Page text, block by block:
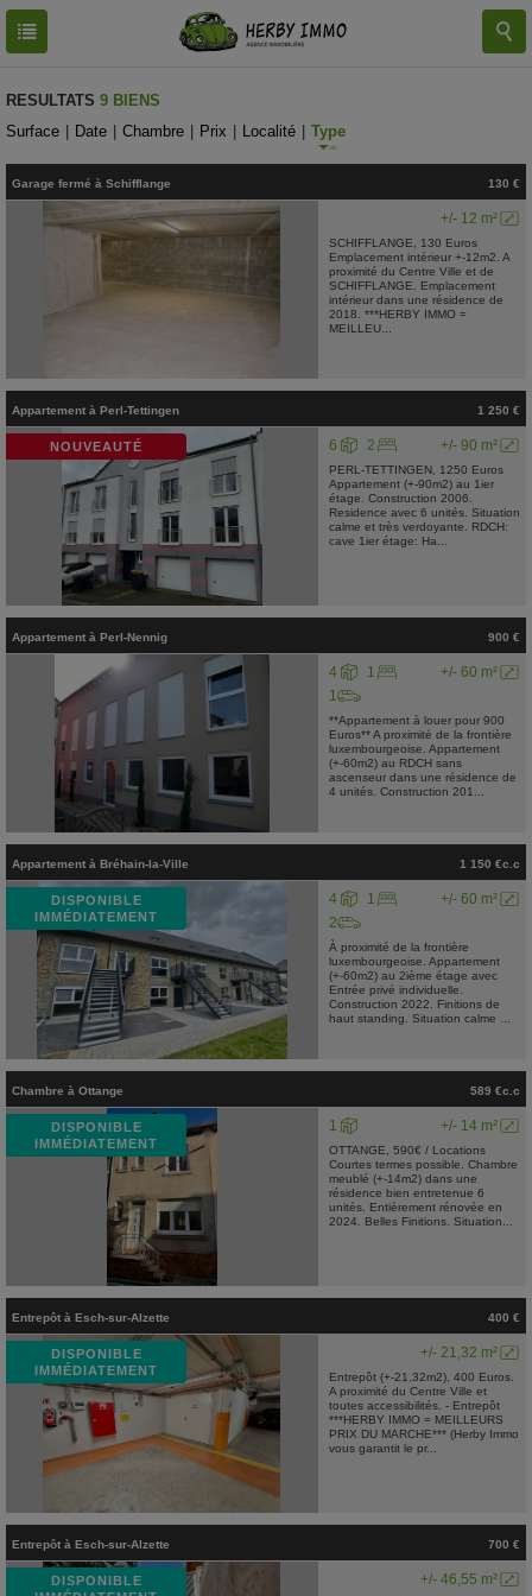
RESULTATS 9 BIENS
Surface
Date Chambre Prix Localité Type
Garage fermé à Schifflange 130 €
+/- 12 m²
SCHIFFLANGE, 130 Euros
Emplacement intérieur +-12m2. A
proximité du Centre Ville et de
SCHIFFLANGE. Emplacement
intérieur dans une résidence de
2018. ***HERBY IMMO =
MEILLEU...
Appartement à Perl-Tettingen 1 250 €
NOUVEAUTÉ +/- 90 m²
6 2
PERL-TETTINGEN, 1250 Euros
Appartement (+-90m2) au 1ier
étage. Construction 2006.
Residence avec 6 unités. Situation
calme et très verdoyante. RDCH:
cave 1ier étage: Ha...
Appartement à Perl-Nennig 900 €
+/- 60 m²
4
1
1
**Appartement à louer pour 900
Euros** A proximité de la frontière
luxembourgeoise. Appartement
(+-60m2) au RDCH sans
ascenseur dans une résidence de
4 unités. Construction 201...
Appartement à Bréhain-la-Ville 1 150 €c.c
DISPONIBLE
IMMÉDIATEMENT
+/- 60 m²
4
1
2
À proximité de la frontière
luxembourgeoise. Appartement
(+-60m2) au 2ième étage avec
Entrée privé individuelle.
Construction 2022. Finitions de
haut standing. Situation calme ...
Chambre à Ottange 589 €c.c
DISPONIBLE
IMMÉDIATEMENT
+/- 14 m²
1
OTTANGE, 590€ / Locations
Courtes termes possible. Chambre
meublé (+-14m2) dans une
résidence bien entretenue 6
unités. Entièrement rénovée en
2024. Belles Finitions. Situation...
Entrepôt à Esch-sur-Alzette 400 €
DISPONIBLE
IMMÉDIATEMENT
+/- 21,32 m²
Entrepôt (+-21,32m2), 400 Euros.
A proximité du Centre Ville et
toutes accessibilités. - Entrepôt
***HERBY IMMO = MEILLEURS
PRIX DU MARCHE*** (Herby Immo
vous garantit le pr...
Entrepôt à Esch-sur-Alzette 700 €
DISPONIBLE
+/- 46,55 m²